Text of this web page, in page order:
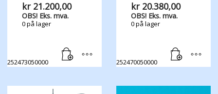
kr21.200,00
OBS! Eks. mva.
0 på lager
252473050000
kr20.380,00
OBS! Eks. mva.
0 på lager
252470050000